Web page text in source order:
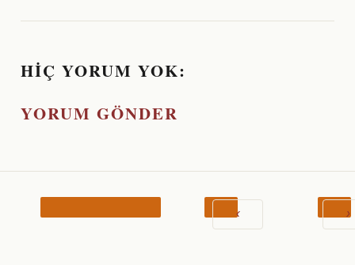
HIÇ YORUM YOK:
YORUM GÖNDER
‹ ›